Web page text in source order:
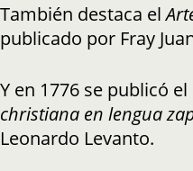
También destaca el
publicado por Fray
Y en 1776 se publicó el
christiana en lengua
Leonardo Levanto.